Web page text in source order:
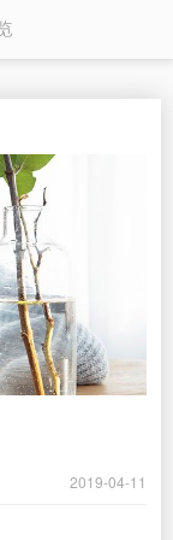
2019-04-11